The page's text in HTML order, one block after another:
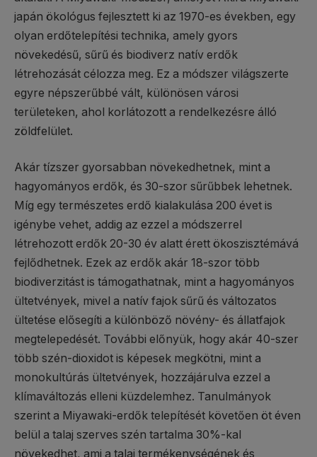
japán ökológus fejlesztett ki az 1970-es években, egy
olyan erdőtelepítési technika, amely gyors
növekedésű, sűrű és biodiverz natív erdők
létrehozását célozza meg. Ez a módszer világszerte
egyre népszerűbbé vált, különösen városi
területeken, ahol korlátozott a rendelkezésre álló
zöldfelület.
Akár tízszer gyorsabban növekedhetnek, mint a
hagyományos erdők, és 30-szor sűrűbbek lehetnek.
Míg egy természetes erdő kialakulása 200 évet is
igénybe vehet, addig az ezzel a módszerrel
létrehozott erdők 20-30 év alatt érett ökoszisztémává
fejlődhetnek. Ezek az erdők akár 18-szor több
biodiverzitást is támogathatnak, mint a hagyományos
ültetvények, mivel a natív fajok sűrű és változatos
ültetése elősegíti a különböző növény- és állatfajok
megtelepedését. További előnyük, hogy akár 40-szer
több szén-dioxidot is képesek megkötni, mint a
monokultúrás ültetvények, hozzájárulva ezzel a
klímaváltozás elleni küzdelemhez. Tanulmányok
szerint a Miyawaki-erdők telepítését követően öt éven
belül a talaj szerves szén tartalma 30%-kal
növekedhet, ami a talaj termékenységének és